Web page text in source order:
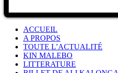
ACCUEIL
A PROPOS
TOUTE L’ACTUALITÉ
KIN MALEBO
LITTERATURE